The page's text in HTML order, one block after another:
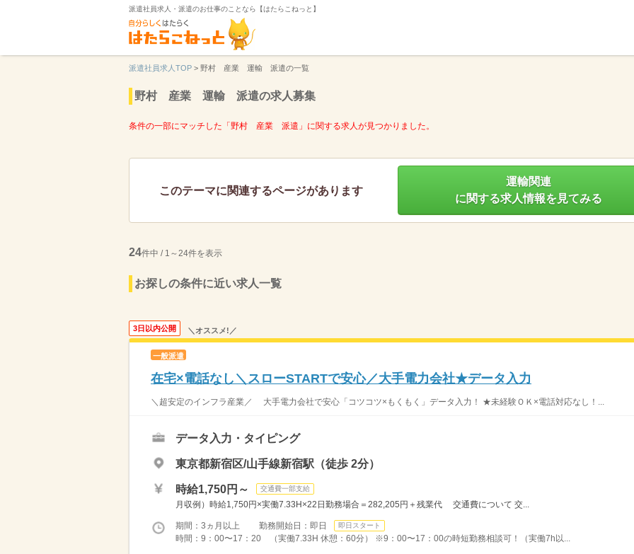
派遣社員求人・派遣のお仕事のことなら【はたらこねっと】
派遣社員求人TOP > 野村 産業 運輸 派遣の一覧
野村 産業 運輸 派遣の求人募集
条件の一部にマッチした「野村 産業 派遣」に関する求人が見つかりました。
このテーマに関連するページがあります
運輸関連
に関する求人情報を見てみる
24件中 / 1～24件を表示
お探しの条件に近い求人一覧
3日以内公開 ＼オススメ!／
一般派遣
在宅×電話なし＼スローSTARTで安心／大手電力会社★データ入力
＼超安定のインフラ産業／ 大手電力会社で安心「コツコツ×もくもく」データ入力！ ★未経験ＯＫ×電話対応なし！...
データ入力・タイピング
東京都新宿区/山手線新宿駅（徒歩 2分）
時給1,750円～ 交通費一部支給
月収例）時給1,750円×実働7.33H×22日勤務場合＝282,205円＋残業代 交通費について 交...
期間：3ヵ月以上 勤務開始日：即日 即日スタート
時間：9：00〜17：20 （実働7.33H 休憩：60分） ※9：00〜17：00の時短勤務相談可！（実働7h以...